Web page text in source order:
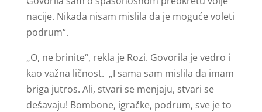
nacije. Nikada nisam mislila da je moguće voleti
podrum“.
„O, ne brinite“, rekla je Rozi. Govorila je vedro i
kao važna ličnost. „I sama sam mislila da imam
briga jutros. Ali, stvari se menjaju, stvari se
dešavaju! Bombone, igračke, podrum, sve je to